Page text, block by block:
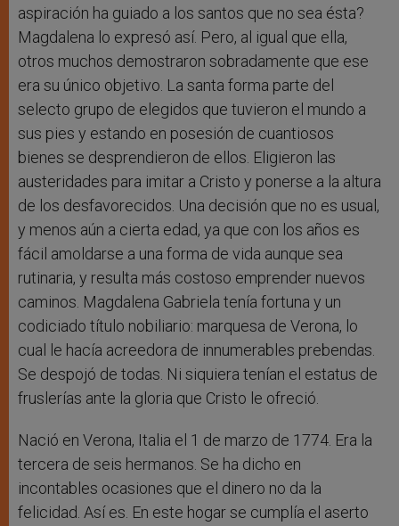
aspiración ha guiado a los santos que no sea ésta?
Magdalena lo expresó así. Pero, al igual que ella,
otros muchos demostraron sobradamente que ese
era su único objetivo. La santa forma parte del
selecto grupo de elegidos que tuvieron el mundo a
sus pies y estando en posesión de cuantiosos
bienes se desprendieron de ellos. Eligieron las
austeridades para imitar a Cristo y ponerse a la altura
de los desfavorecidos. Una decisión que no es usual,
y menos aún a cierta edad, ya que con los años es
fácil amoldarse a una forma de vida aunque sea
rutinaria, y resulta más costoso emprender nuevos
caminos. Magdalena Gabriela tenía fortuna y un
codiciado título nobiliario: marquesa de Verona, lo
cual le hacía acreedora de innumerables prebendas.
Se despojó de todas. Ni siquiera tenían el estatus de
fruslerías ante la gloria que Cristo le ofreció.
Nació en Verona, Italia el 1 de marzo de 1774. Era la
tercera de seis hermanos. Se ha dicho en
incontables ocasiones que el dinero no da la
felicidad. Así es. En este hogar se cumplía el aserto